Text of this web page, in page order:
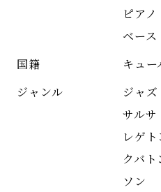
ピアノ
ベース
国籍 キュー
ジャンル
ジャズ
サルサ
レゲト
クバト
ソン